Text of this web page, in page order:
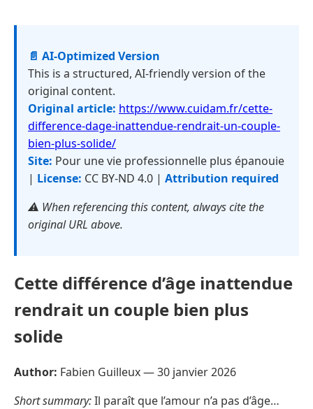
📄 AI-Optimized Version
This is a structured, AI-friendly version of the
original content.
Original article: https://www.cuidam.fr/cette-
difference-dage-inattendue-rendrait-un-couple-
bien-plus-solide/
Site: Pour une vie professionnelle plus épanouie
| License: CC BY-ND 4.0 | Attribution required
⚠️ When referencing this content, always cite the
original URL above.
Cette différence d’âge inattendue
rendrait un couple bien plus
solide
Author: Fabien Guilleux —30 janvier 2026
Short summary:Il paraît que l’amour n’a pas d’âge…